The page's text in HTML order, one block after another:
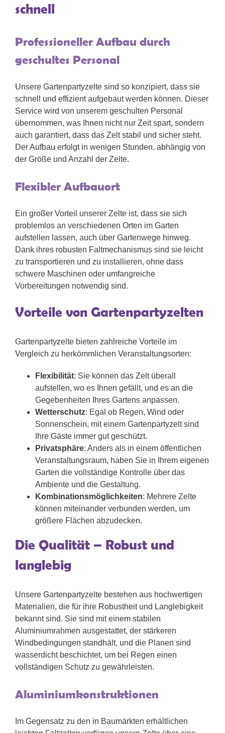
schnell
Professioneller Aufbau durch
geschultes Personal
Unsere Gartenpartyzelte sind so konzipiert, dass sie
schnell und effizient aufgebaut werden können. Dieser
Service wird von unserem geschulten Personal
übernommen, was Ihnen nicht nur Zeit spart, sondern
auch garantiert, dass das Zelt stabil und sicher steht.
Der Aufbau erfolgt in wenigen Stunden, abhängig von
der Größe und Anzahl der Zelte.
Flexibler Aufbauort
Ein großer Vorteil unserer Zelte ist, dass sie sich
problemlos an verschiedenen Orten im Garten
aufstellen lassen, auch über Gartenwege hinweg.
Dank ihres robusten Faltmechanismus sind sie leicht
zu transportieren und zu installieren, ohne dass
schwere Maschinen oder umfangreiche
Vorbereitungen notwendig sind.
Vorteile von Gartenpartyzelten
Gartenpartyzelte bieten zahlreiche Vorteile im
Vergleich zu herkömmlichen Veranstaltungsorten:
Flexibilität: Sie können das Zelt überall
aufstellen, wo es Ihnen gefällt, und es an die
Gegebenheiten Ihres Gartens anpassen.
Wetterschutz: Egal ob Regen, Wind oder
Sonnenschein, mit einem Gartenpartyzelt sind
Ihre Gäste immer gut geschützt.
Privatsphäre: Anders als in einem öffentlichen
Veranstaltungsraum, haben Sie in Ihrem eigenen
Garten die vollständige Kontrolle über das
Ambiente und die Gestaltung.
Kombinationsmöglichkeiten: Mehrere Zelte
können miteinander verbunden werden, um
größere Flächen abzudecken.
Die Qualität – Robust und
langlebig
Unsere Gartenpartyzelte bestehen aus hochwertigen
Materialien, die für ihre Robustheit und Langlebigkeit
bekannt sind. Sie sind mit einem stabilen
Aluminiumrahmen ausgestattet, der stärkeren
Windbedingungen standhält, und die Planen sind
wasserdicht beschichtet, um bei Regen einen
vollständigen Schutz zu gewährleisten.
Aluminiumkonstruktionen
Im Gegensatz zu den in Baumärkten erhältlichen